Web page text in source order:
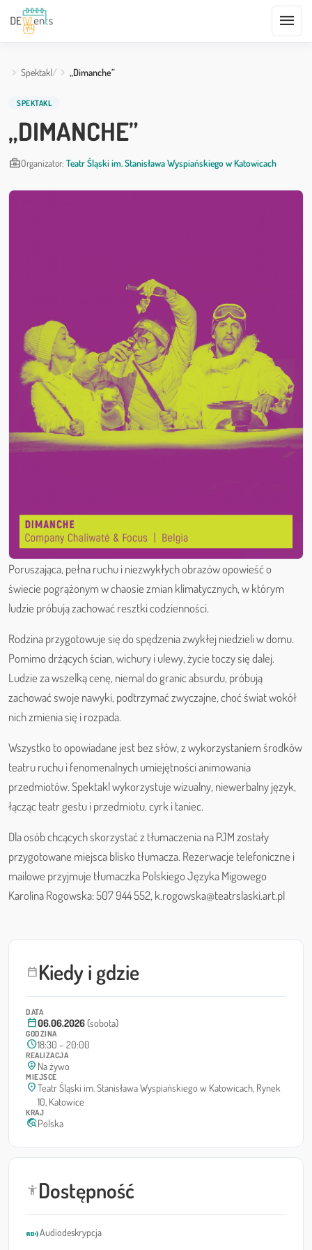
menu
Spektakl „Dimanche”
SPEKTAKL
„DIMANCHE”
business_centerOrganizator: Teatr Śląski im. Stanisława Wyspiańskiego w Katowicach
calendar_todayKiedy i gdzie
DATA
calendar_today06.06.2026 (sobota)
GODZINA
schedule18:30 – 20:00
REALIZACJA
person_pin_circle Na żywo
MIEJSCE
location_onTeatr Śląski im. Stanisława Wyspiańskiego w Katowicach, Rynek
10, Katowice
KRAJ
travel_explorePolska
accessibility_newDostępność
audio_descriptionAudiodeskrypcja
Poruszająca, pełna ruchu i niezwykłych obrazów opowieść o
świecie pogrążonym w chaosie zmian klimatycznych, w którym
ludzie próbują zachować resztki codzienności.
Rodzina przygotowuje się do spędzenia zwykłej niedzieli w domu.
Pomimo drżących ścian, wichury i ulewy, życie toczy się dalej.
Ludzie za wszelką cenę, niemal do granic absurdu, próbują
zachować swoje nawyki, podtrzymać zwyczajne, choć świat wokół
nich zmienia się i rozpada.
Wszystko to opowiadane jest bez słów, z wykorzystaniem środków
teatru ruchu i fenomenalnych umiejętności animowania
przedmiotów. Spektakl wykorzystuje wizualny, niewerbalny język,
łącząc teatr gestu i przedmiotu, cyrk i taniec.
Dla osób chcących skorzystać z tłumaczenia na PJM zostały
przygotowane miejsca blisko tłumacza. Rezerwacje telefoniczne i
mailowe przyjmuje tłumaczka Polskiego Języka Migowego
Karolina Rogowska: 507 944 552, k.rogowska@teatrslaski.art.pl